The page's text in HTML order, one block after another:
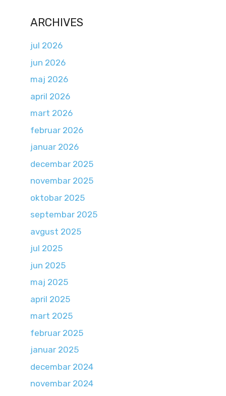
ARCHIVES
jul 2026
jun 2026
maj 2026
april 2026
mart 2026
februar 2026
januar 2026
decembar 2025
novembar 2025
oktobar 2025
septembar 2025
avgust 2025
jul 2025
jun 2025
maj 2025
april 2025
mart 2025
februar 2025
januar 2025
decembar 2024
novembar 2024